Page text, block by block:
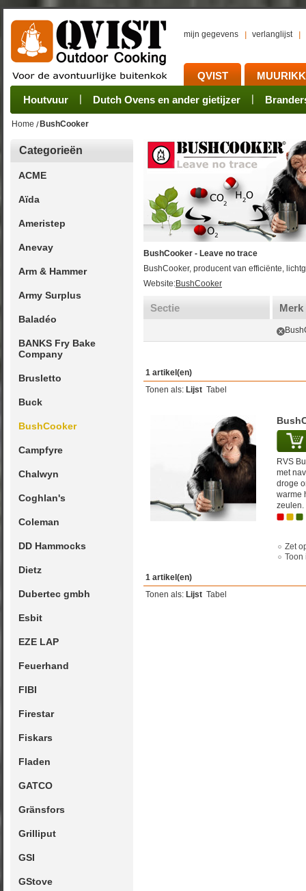
mijn gegevens verlanglijst
QVIST
Houtvuur Dutch Ovens en ander gietijzer
Grillplaat & ijzers Pannen Rookovens
Oogsten Verwerken Bewaren Onderhoud
Sets Stoves Camping sets Pots, Pans, Kettles
Home BushCooker
Categorieën
ACME
Aïda
Ameristep
Anevay
Arm & Hammer
Army Surplus
Baladéo
BANKS Fry Bake
Company
Brusletto
Buck
BushCooker
Campfyre
Chalwyn
Coghlan's
Coleman
DD Hammocks
Dietz
Dubertec gmbh
Esbit
EZE LAP
Feuerhand
FIBI
Firestar
Fiskars
Fladen
GATCO
Gränsfors
Grilliput
GSI
GStove
BushCooker - Leave no trace
BushCooker, producent van efficiënte,
Website:BushCooker
Sectie Merk
1 artikel(en)
Tonen als: Lijst Tabel
RVS
met
droge
warme
zeulen.
Zet
Toon
1 artikel(en)
Tonen als: Lijst Tabel